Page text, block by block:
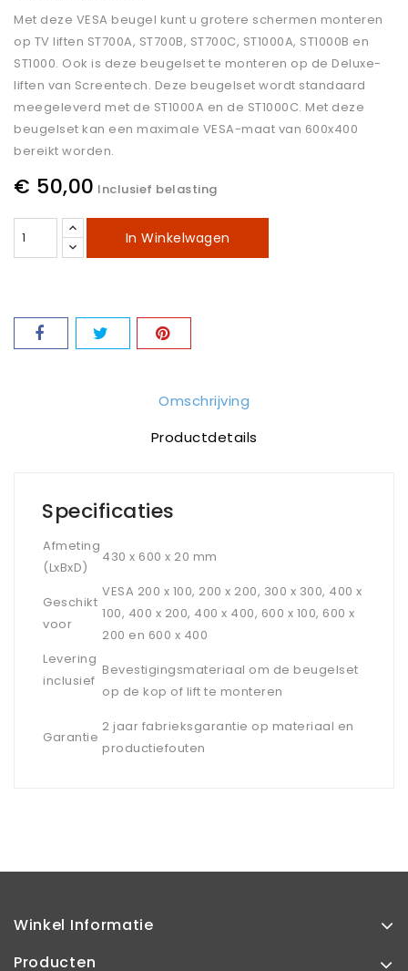
Met deze VESA beugel kunt u grotere schermen monteren
op TV liften ST700A, ST700B, ST700C, ST1000A, ST1000B en
ST1000. Ook is deze beugelset te monteren op de Deluxe-
liften van Screentech. Deze beugelset wordt standaard
meegeleverd met de ST1000A en de ST1000C. Met deze
beugelset kan een maximale VESA-maat van 600x400
bereikt worden.
€ 50,00 Inclusief belasting
In Winkelwagen
Omschrijving
Productdetails
Specificaties
Afmeting
(LxBxD)
430 x 600 x 20 mm
Geschikt
voor
VESA 200 x 100, 200 x 200, 300 x 300, 400 x
100, 400 x 200, 400 x 400, 600 x 100, 600 x
200 en 600 x 400
Levering
inclusief
Bevestigingsmateriaal om de beugelset
op de kop of lift te monteren
Garantie
2 jaar fabrieksgarantie op materiaal en
productiefouten
Winkel Informatie
Producten